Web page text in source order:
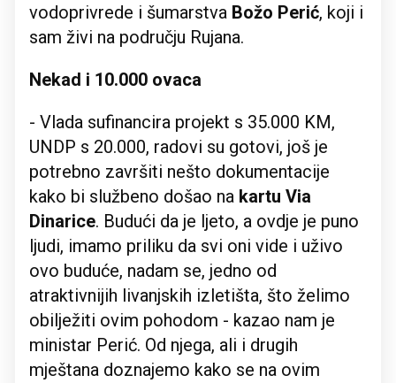
vodoprivrede i šumarstva Božo Perić, koji i
sam živi na području Rujana.
Nekad i 10.000 ovaca
- Vlada sufinancira projekt s 35.000 KM,
UNDP s 20.000, radovi su gotovi, još je
potrebno završiti nešto dokumentacije
kako bi službeno došao na kartu Via
Dinarice. Budući da je ljeto, a ovdje je puno
ljudi, imamo priliku da svi oni vide i uživo
ovo buduće, nadam se, jedno od
atraktivnijih livanjskih izletišta, što želimo
obilježiti ovim pohodom - kazao nam je
ministar Perić. Od njega, ali i drugih
mještana doznajemo kako se na ovim